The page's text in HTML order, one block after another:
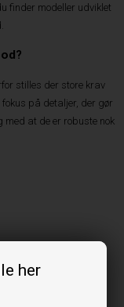
her
finder modeller udviklet
stilles der store krav
på detaljer, der gør
med at de er robuste nok
de mindste